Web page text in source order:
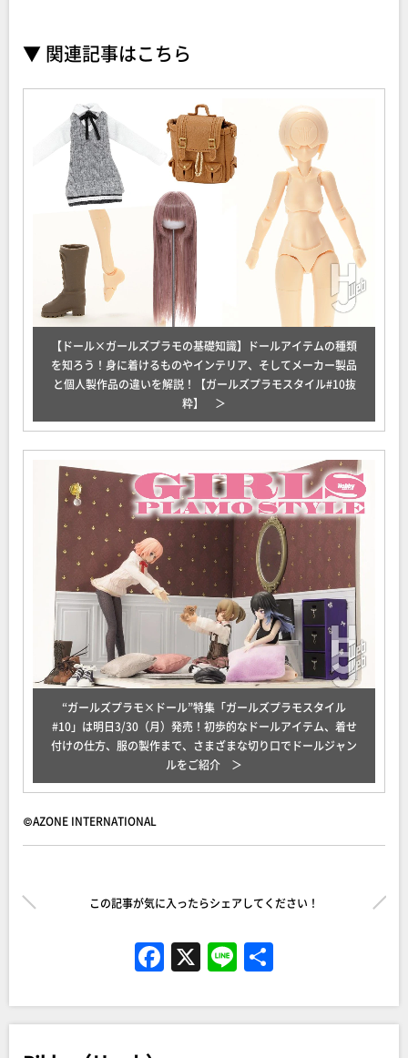
▼ 関連記事はこちら
【ドール×ガールズプラモの基礎知識】ドールアイテムの種類
を知ろう！身に着けるものやインテリア、そしてメーカー製品
と個人製作品の違いを解説！【ガールズプラモスタイル#10抜
粋】
“ガールズプラモ×ドール”特集「ガールズプラモスタイル
#10」は明日3/30（月）発売！初歩的なドールアイテム、着せ
付けの仕方、服の製作まで、さまざまな切り口でドールジャン
ルをご紹介
©AZONE INTERNATIONAL
この記事が気に入ったらシェアしてください！
F
c
X Li
e